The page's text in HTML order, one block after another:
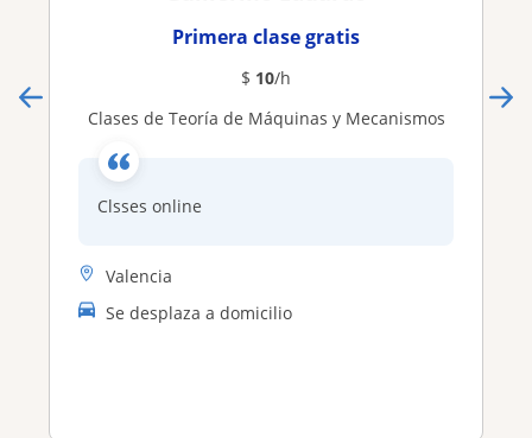
Primera clase gratis
$ 10/h
Clases de Teoría de Máquinas y Mecanismos
Clsses online
Valencia
Se desplaza a domicilio